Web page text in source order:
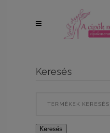
Keresés
Keresés